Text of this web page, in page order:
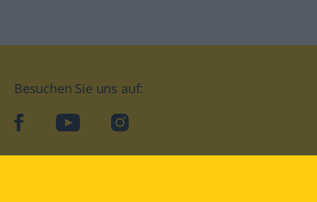
Besuchen Sie uns auf:
facebookYouTube Instagram